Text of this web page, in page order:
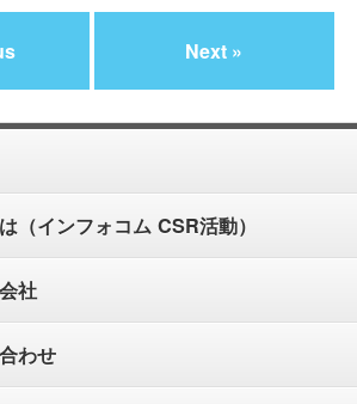
Next »
（インフォコム CSR活動）
社
わせ